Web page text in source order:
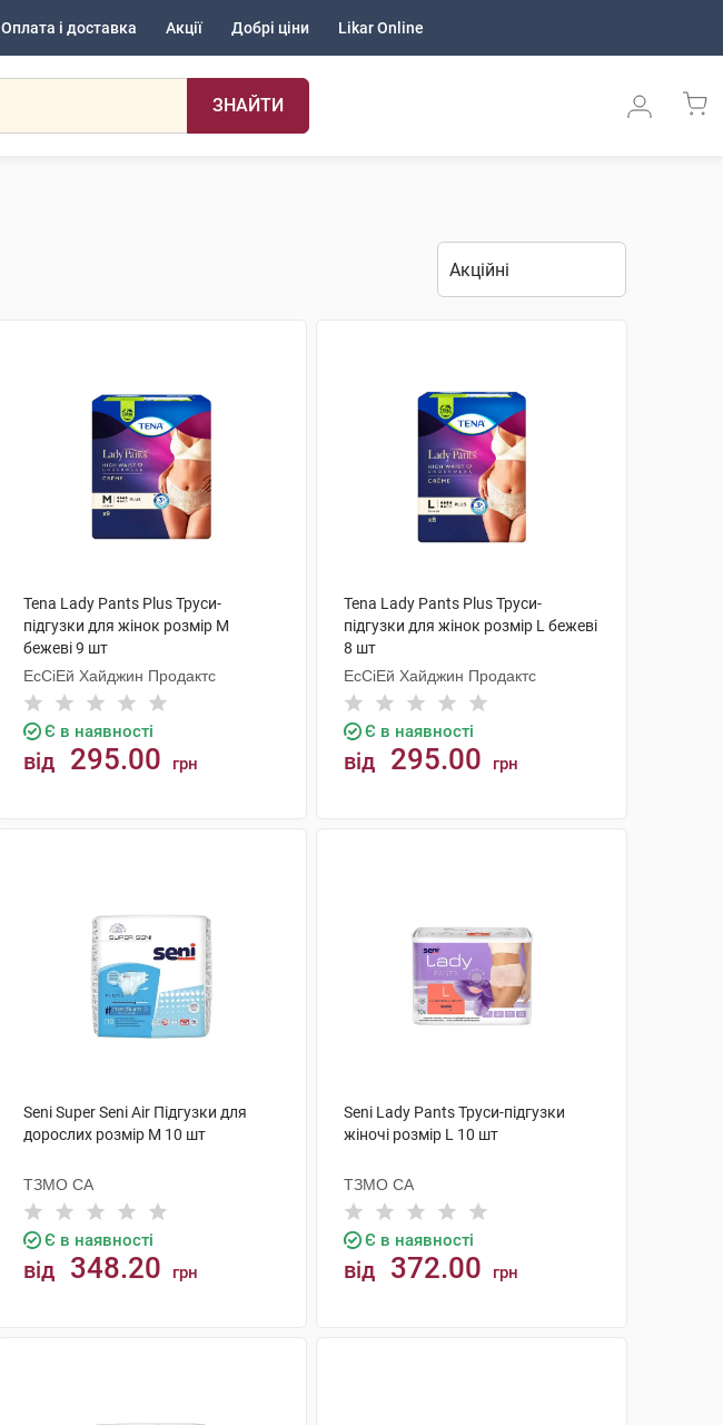
Оплата і доставка Акції Добрі ціни Likar Online
ЗНАЙТИ
Tena Lady Pants Plus Труси-
підгузки для жінок розмір M
бежеві 9 шт
ЕсСіЕй Хайджин Продактс
Є в наявності
від 295.00 грн
Tena Lady Pants Plus Труси-
підгузки для жінок розмір L бежеві
8 шт
ЕсСіЕй Хайджин Продактс
Є в наявності
від 295.00 грн
Seni Super Seni Air Підгузки для
дорослих розмір M 10 шт
ТЗМО СА
Є в наявності
від 348.20 грн
Seni Lady Pants Труси-підгузки
жіночі розмір L 10 шт
ТЗМО СА
Є в наявності
від 372.00 грн